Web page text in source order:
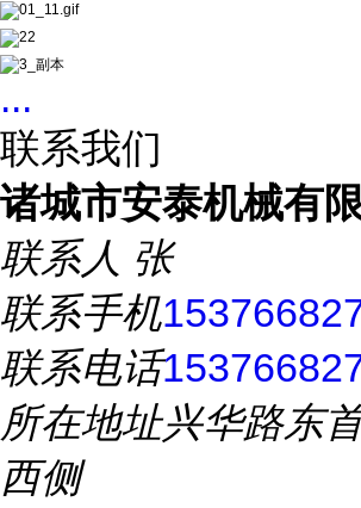
...
联系我们
诸城市安泰机械有
联系人 张
联系手机
联系电话
所在地址兴华路东
西侧